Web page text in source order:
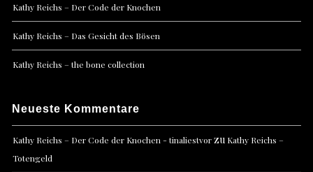
Kathy Reichs – Der Code der Knochen
Kathy Reichs – Das Gesicht des Bösen
Kathy Reichs – the bone collection
Neueste Kommentare
Kathy Reichs – Der Code der Knochen - tinaliestvorzu Kathy Reichs –
Totengeld